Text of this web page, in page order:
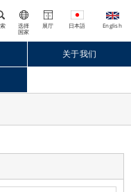
搜索
选择
国家
展厅
关于我们